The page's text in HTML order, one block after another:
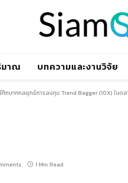
มาณ บทความและงานวิจัย
กษากกลยุทธ์การลงทุน Trend Bagger (10X) ในต
1 Min Read